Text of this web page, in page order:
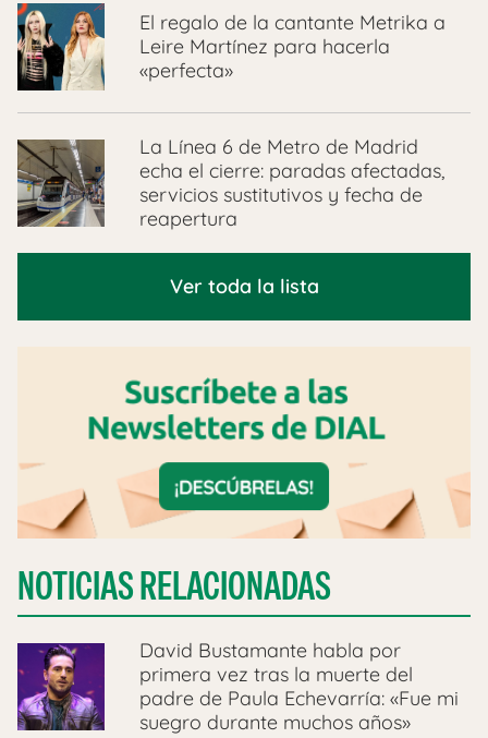
El regalo de la cantante Metrika a
Leire Martínez para hacerla
«perfecta»
La Línea 6 de Metro de Madrid
echa el cierre: paradas afectadas,
servicios sustitutivos y fecha de
reapertura
Ver toda la lista
NOTICIAS RELACIONADAS
David Bustamante habla por
primera vez tras la muerte del
padre de Paula Echevarría: «Fue mi
suegro durante muchos años»